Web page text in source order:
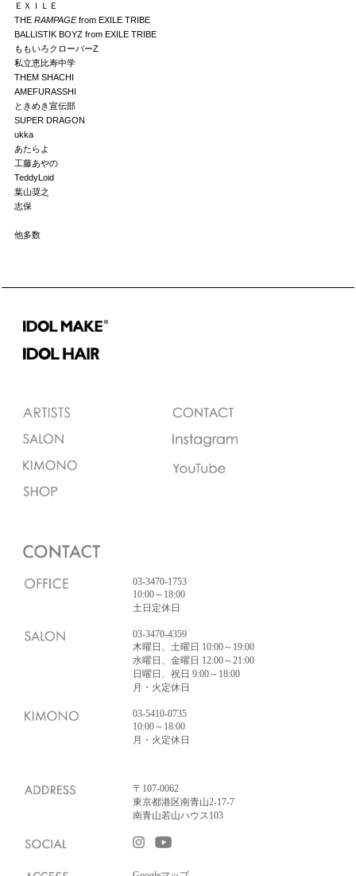
ＥＸＩＬＥ
THE RAMPAGEfrom EXILE TRIBE
BALLISTIK BOYZ from EXILE TRIBE
ももいろクローバーZ
私立恵比寿中学
THEM SHACHI
AMEFURASSHI
ときめき宣伝部
SUPER DRAGON
ukka
あたらよ
工藤あやの
TeddyLoid
葉山奨之
志保
他多数
03-3470-1753
10:00～18:00
土日定休日
03-3470-4359
木曜日、土曜日 10:00～19:00
水曜日、金曜日 12:00～21:00
日曜日、祝日 9:00～18:00
月・火定休日
03-5410-0735
10:00～18:00
月・火定休日
〒107-0062
東京都港区南青山2-17-7
南青山若山ハウス103